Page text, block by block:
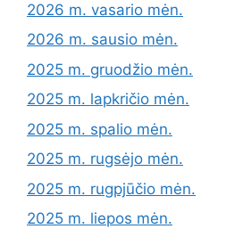
2026 m. vasario mėn.
2026 m. sausio mėn.
2025 m. gruodžio mėn.
2025 m. lapkričio mėn.
2025 m. spalio mėn.
2025 m. rugsėjo mėn.
2025 m. rugpjūčio mėn.
2025 m. liepos mėn.